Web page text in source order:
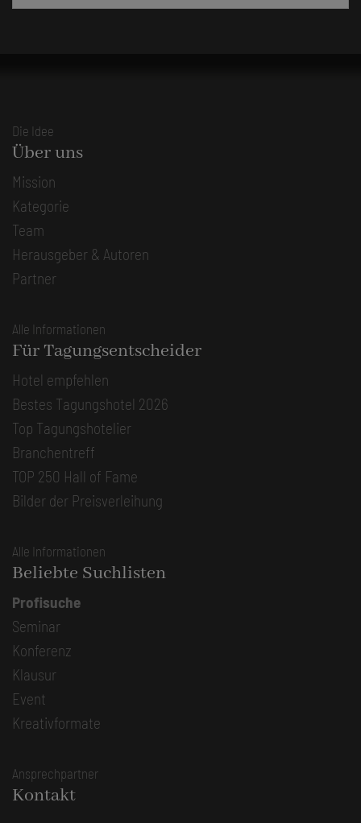
Die Idee
Über uns
Mission
Kategorie
Team
Herausgeber & Autoren
Partner
Alle Informationen
Für Tagungsentscheider
Hotel empfehlen
Bestes Tagungshotel 2026
Top Tagungshotelier
Branchentreff
TOP 250 Hall of Fame
Bilder der Preisverleihung
Alle Informationen
Beliebte Suchlisten
Profisuche
Seminar
Konferenz
Klausur
Event
Kreativformate
Ansprechpartner
Kontakt